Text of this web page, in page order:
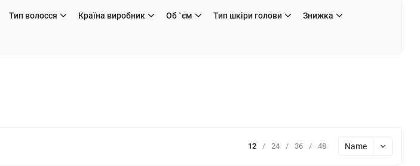
Тип волосся Країна виробник Об `єм Тип шкіри голови Знижка
12 / 24 / 36 / 48 Name